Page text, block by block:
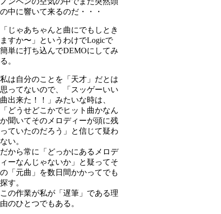
の中に響いて来るのだ・・・
「じゃあちゃんと曲にでもしとき
ますか〜」というわけでLogicで
簡単に打ち込んでDEMOにしてみ
る。
私は自分のことを「天才」だとは
思ってないので、「スッゲーいい
曲出来た！！」みたいな時は、
「どうせどこかでヒット曲かなん
か聞いてそのメロディーが頭に残
っていたのだろう」と信じて疑わ
ない。
だから常に「どっかにあるメロデ
ィーなんじゃないか」と疑ってそ
の「元曲」を数日間かかってでも
探す。
この作業が私が「遅筆」である理
由のひとつでもある。